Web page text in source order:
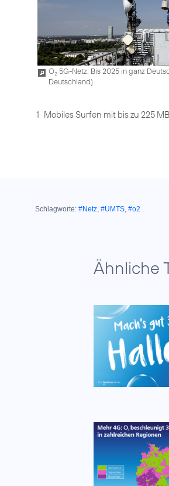
O2 5G-Netz: Bis 2025 in ganz
Deutschland)
1 Mobiles Surfen mit bis zu 225
Schlagworte: #Netz #UMTS #o2
Ähnliche